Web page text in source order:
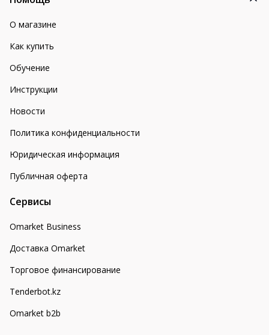
О магазине
Как купить
Обучение
Инструкции
Новости
Политика конфиденциальности
Юридическая информация
Публичная оферта
Сервисы
Omarket Business
Доставка Omarket
Торговое финансирование
Tenderbot.kz
Omarket b2b